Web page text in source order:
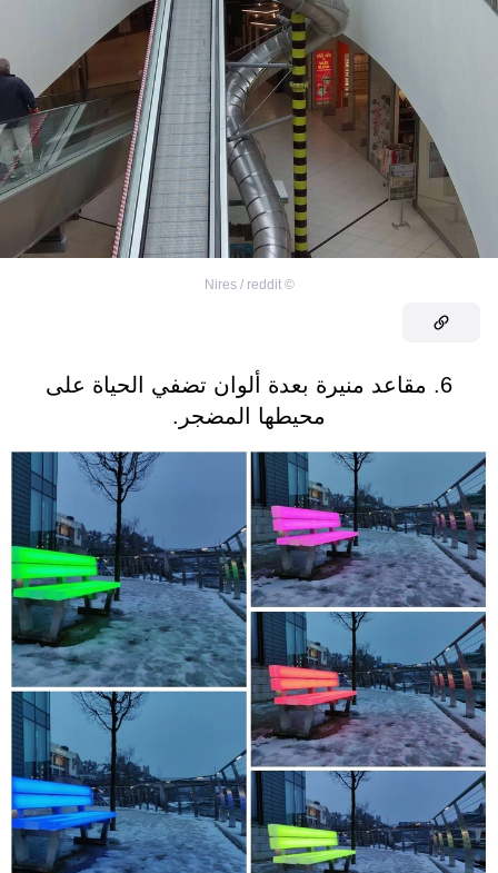
©
Nires / reddit
6. مقاعد منيرة بعدة ألوان تضفي الحياة على
محيطها المضجر.